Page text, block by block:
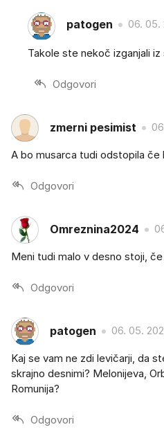
patogen 06. 05.
Takole ste nekoč izganjali
Odgovori
zmerni pesimist
A bo musarca tudi odstopila če
Odgovori
Omreznina2024
Meni tudi malo v desno stoji,
Odgovori
patogen 06. 05.
Kaj se vam ne zdi levičarji, da
skrajno desnimi? Melonijeva,
Romunija?
Odgovori